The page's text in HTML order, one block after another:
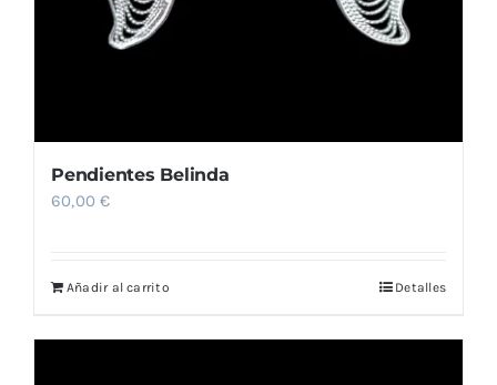
Pendientes Belinda
60,00€
Añadir al carrito Detalles